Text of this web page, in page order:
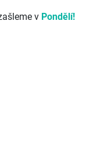
v Pondělí!